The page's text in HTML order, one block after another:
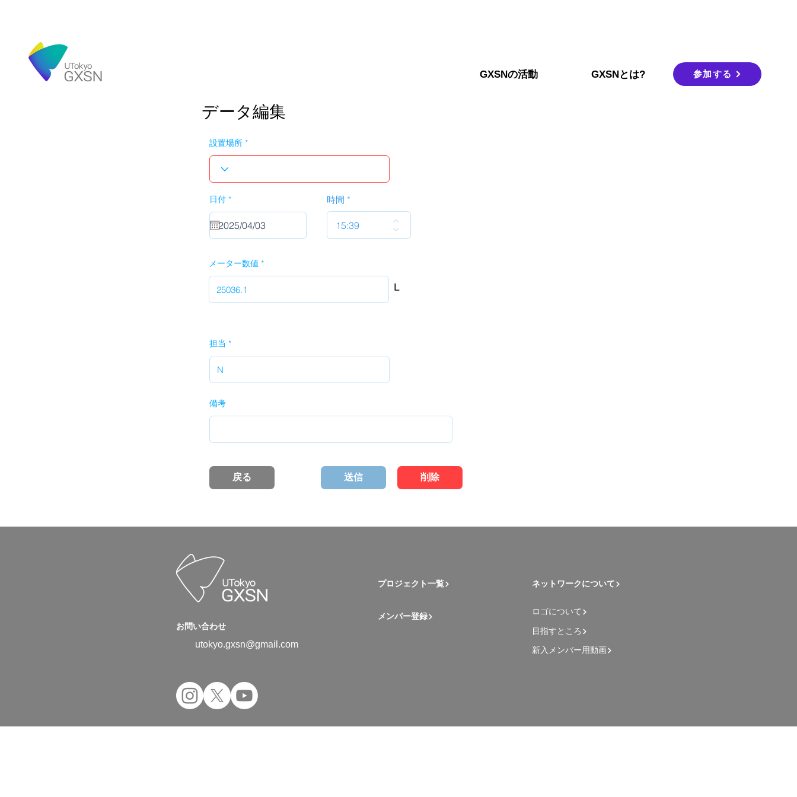
GXSNの活動 GXSNとは? 参加する
データ編集
設置場所
日付 *r
q
u
i
r
時間
メーター数値
L
担当
備考
戻る 送信 削除
お問い合わせ
utokyo.gxsn@gmail.com
プロジェクト一覧
メンバー登録
ネットワークについて
ロゴについて
目指すところ
新入メンバー用動画